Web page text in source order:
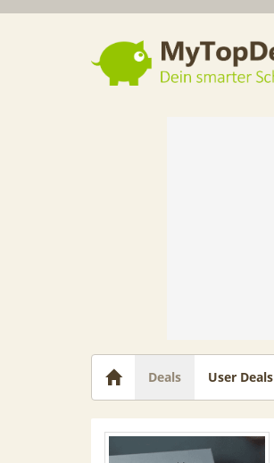
Dein smarter Schnäppchenberater
Deals User Deals